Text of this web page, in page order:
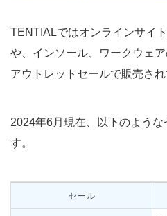
TENTIALではオンラインサイ
や、インソール、ワークウェ
アウトレットセールで販売され
2024年6月現在、以下のような
す。
セール